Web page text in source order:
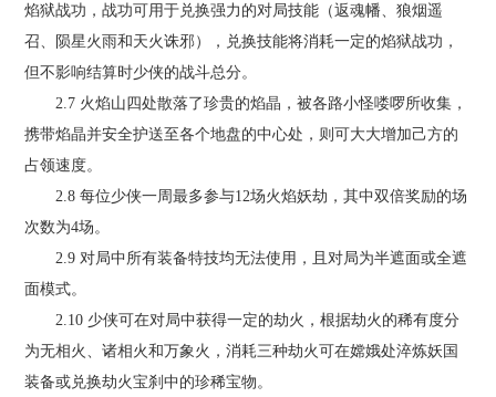
焰狱战功，战功可用于兑换强力的对局技能（返魂幡、狼烟遥
召、陨星火雨和天火诛邪），兑换技能将消耗一定的焰狱战功，
但不影响结算时少侠的战斗总分。
2.7 火焰山四处散落了珍贵的焰晶，被各路小怪喽啰所收集，
携带焰晶并安全护送至各个地盘的中心处，则可大大增加己方的
占领速度。
2.8 每位少侠一周最多参与12场火焰妖劫，其中双倍奖励的场
次数为4场。
2.9 对局中所有装备特技均无法使用，且对局为半遮面或全遮
面模式。
2.10 少侠可在对局中获得一定的劫火，根据劫火的稀有度分
为无相火、诸相火和万象火，消耗三种劫火可在嫦娥处淬炼妖国
装备或兑换劫火宝刹中的珍稀宝物。